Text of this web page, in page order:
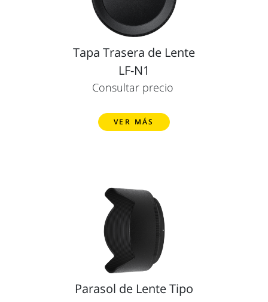
Tapa Trasera de Lente
LF-N1
Consultar precio
VER MÁS
Parasol de Lente Tipo